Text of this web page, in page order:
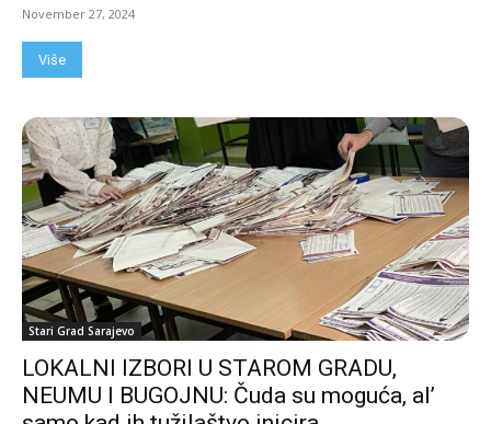
November 27, 2024
Više
Stari Grad Sarajevo
LOKALNI IZBORI U STAROM GRADU,
NEUMU I BUGOJNU: Čuda su moguća, al’